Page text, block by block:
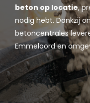
beton op locatie,
nodig hebt. Dankzij
betoncentrales
Emmeloord en